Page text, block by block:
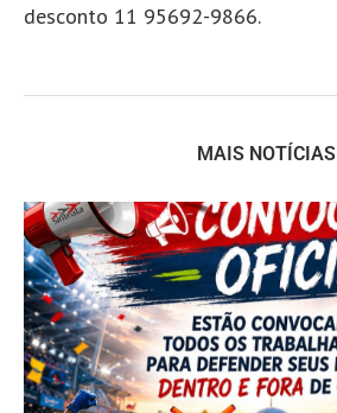
desconto 11 95692-9866.
MAIS NOTÍCIAS